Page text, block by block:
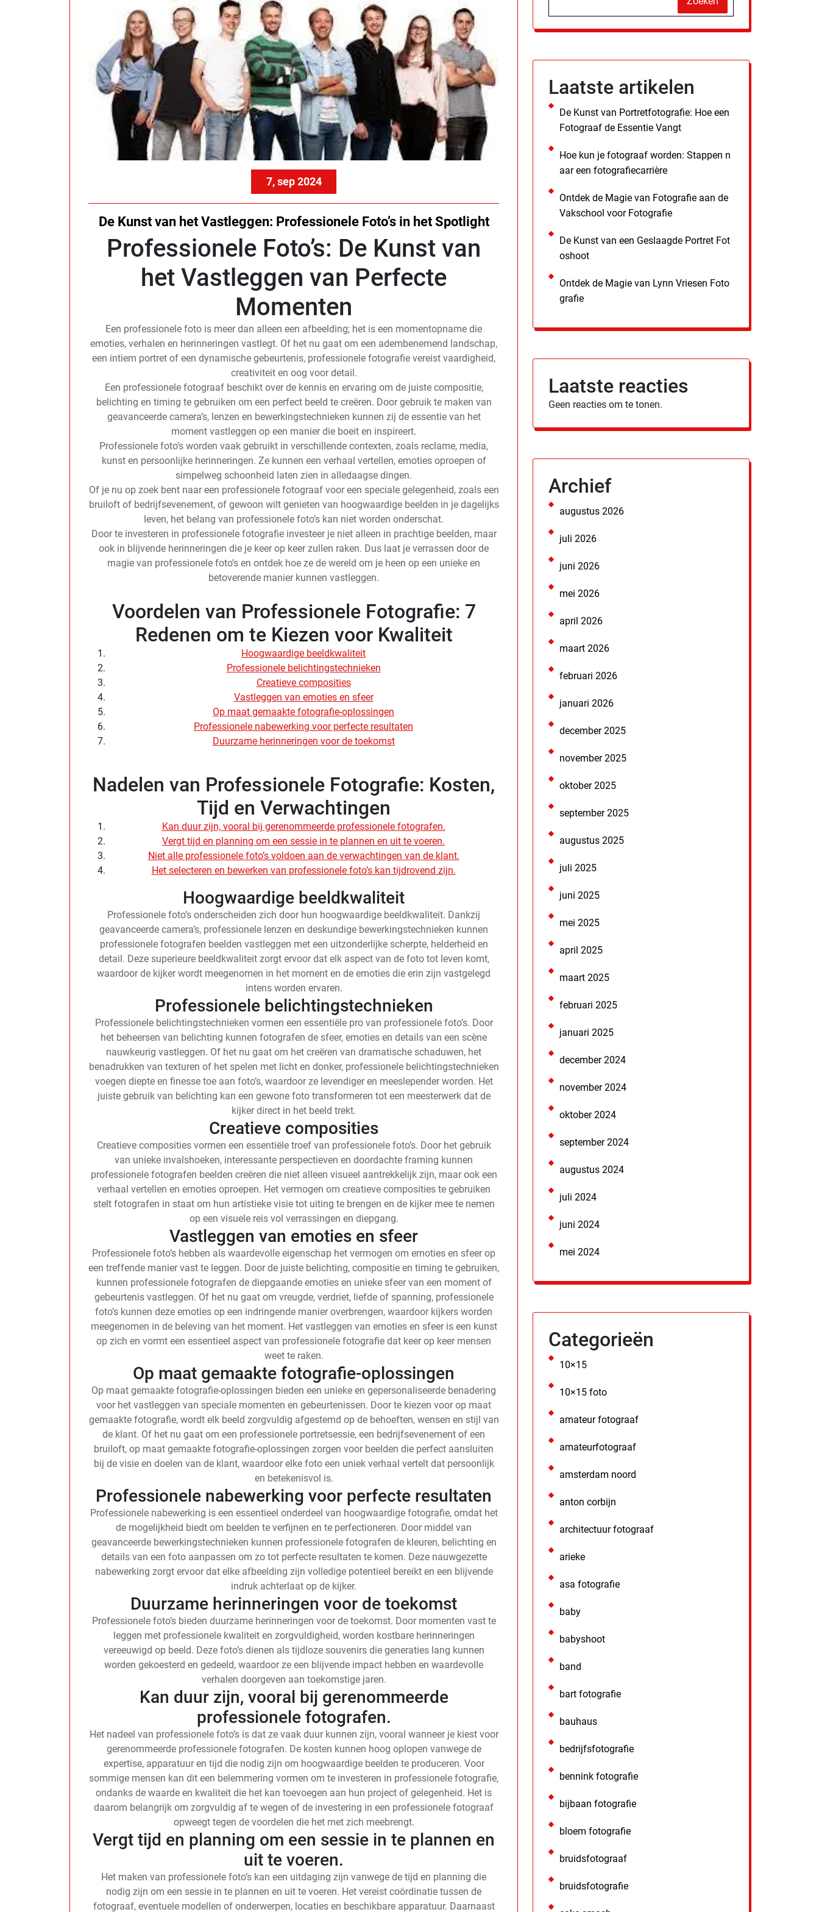
7, sep 2024
De Kunst van het Vastleggen: Professionele Foto’s in het Spotlight
Professionele Foto’s: De Kunst van
het Vastleggen van Perfecte
Momenten
Een professionele foto is meer dan alleen een afbeelding; het is een momentopname die
emoties, verhalen en herinneringen vastlegt. Of het nu gaat om een adembenemend landschap,
een intiem portret of een dynamische gebeurtenis, professionele fotografie vereist vaardigheid,
creativiteit en oog voor detail.
Een professionele fotograaf beschikt over de kennis en ervaring om de juiste compositie,
belichting en timing te gebruiken om een perfect beeld te creëren. Door gebruik te maken van
geavanceerde camera’s, lenzen en bewerkingstechnieken kunnen zij de essentie van het
moment vastleggen op een manier die boeit en inspireert.
Professionele foto’s worden vaak gebruikt in verschillende contexten, zoals reclame, media,
kunst en persoonlijke herinneringen. Ze kunnen een verhaal vertellen, emoties oproepen of
simpelweg schoonheid laten zien in alledaagse dingen.
Of je nu op zoek bent naar een professionele fotograaf voor een speciale gelegenheid, zoals een
bruiloft of bedrijfsevenement, of gewoon wilt genieten van hoogwaardige beelden in je dagelijks
leven, het belang van professionele foto’s kan niet worden onderschat.
Door te investeren in professionele fotografie investeer je niet alleen in prachtige beelden, maar
ook in blijvende herinneringen die je keer op keer zullen raken. Dus laat je verrassen door de
magie van professionele foto’s en ontdek hoe ze de wereld om je heen op een unieke en
betoverende manier kunnen vastleggen.
Voordelen van Professionele Fotografie: 7
Redenen om te Kiezen voor Kwaliteit
Hoogwaardige beeldkwaliteit
Professionele belichtingstechnieken
Creatieve composities
Vastleggen van emoties en sfeer
Op maat gemaakte fotografie-oplossingen
Professionele nabewerking voor perfecte resultaten
Duurzame herinneringen voor de toekomst
Nadelen van Professionele Fotografie: Kosten,
Tijd en Verwachtingen
Kan duur zijn, vooral bij gerenommeerde professionele fotografen.
Vergt tijd en planning om een sessie in te plannen en uit te voeren.
Niet alle professionele foto’s voldoen aan de verwachtingen van de klant.
Het selecteren en bewerken van professionele foto’s kan tijdrovend zijn.
Hoogwaardige beeldkwaliteit
Professionele foto’s onderscheiden zich door hun hoogwaardige beeldkwaliteit. Dankzij
geavanceerde camera’s, professionele lenzen en deskundige bewerkingstechnieken kunnen
professionele fotografen beelden vastleggen met een uitzonderlijke scherpte, helderheid en
detail. Deze superieure beeldkwaliteit zorgt ervoor dat elk aspect van de foto tot leven komt,
waardoor de kijker wordt meegenomen in het moment en de emoties die erin zijn vastgelegd
intens worden ervaren.
Professionele belichtingstechnieken
Professionele belichtingstechnieken vormen een essentiële pro van professionele foto’s. Door
het beheersen van belichting kunnen fotografen de sfeer, emoties en details van een scène
nauwkeurig vastleggen. Of het nu gaat om het creëren van dramatische schaduwen, het
benadrukken van texturen of het spelen met licht en donker, professionele belichtingstechnieken
voegen diepte en finesse toe aan foto’s, waardoor ze levendiger en meeslepender worden. Het
juiste gebruik van belichting kan een gewone foto transformeren tot een meesterwerk dat de
kijker direct in het beeld trekt.
Creatieve composities
Creatieve composities vormen een essentiële troef van professionele foto’s. Door het gebruik
van unieke invalshoeken, interessante perspectieven en doordachte framing kunnen
professionele fotografen beelden creëren die niet alleen visueel aantrekkelijk zijn, maar ook een
verhaal vertellen en emoties oproepen. Het vermogen om creatieve composities te gebruiken
stelt fotografen in staat om hun artistieke visie tot uiting te brengen en de kijker mee te nemen
op een visuele reis vol verrassingen en diepgang.
Vastleggen van emoties en sfeer
Professionele foto’s hebben als waardevolle eigenschap het vermogen om emoties en sfeer op
een treffende manier vast te leggen. Door de juiste belichting, compositie en timing te gebruiken,
kunnen professionele fotografen de diepgaande emoties en unieke sfeer van een moment of
gebeurtenis vastleggen. Of het nu gaat om vreugde, verdriet, liefde of spanning, professionele
foto’s kunnen deze emoties op een indringende manier overbrengen, waardoor kijkers worden
meegenomen in de beleving van het moment. Het vastleggen van emoties en sfeer is een kunst
op zich en vormt een essentieel aspect van professionele fotografie dat keer op keer mensen
weet te raken.
Op maat gemaakte fotografie-oplossingen
Op maat gemaakte fotografie-oplossingen bieden een unieke en gepersonaliseerde benadering
voor het vastleggen van speciale momenten en gebeurtenissen. Door te kiezen voor op maat
gemaakte fotografie, wordt elk beeld zorgvuldig afgestemd op de behoeften, wensen en stijl van
de klant. Of het nu gaat om een professionele portretsessie, een bedrijfsevenement of een
bruiloft, op maat gemaakte fotografie-oplossingen zorgen voor beelden die perfect aansluiten
bij de visie en doelen van de klant, waardoor elke foto een uniek verhaal vertelt dat persoonlijk
en betekenisvol is.
Professionele nabewerking voor perfecte resultaten
Professionele nabewerking is een essentieel onderdeel van hoogwaardige fotografie, omdat het
de mogelijkheid biedt om beelden te verfijnen en te perfectioneren. Door middel van
geavanceerde bewerkingstechnieken kunnen professionele fotografen de kleuren, belichting en
details van een foto aanpassen om zo tot perfecte resultaten te komen. Deze nauwgezette
nabewerking zorgt ervoor dat elke afbeelding zijn volledige potentieel bereikt en een blijvende
indruk achterlaat op de kijker.
Duurzame herinneringen voor de toekomst
Professionele foto’s bieden duurzame herinneringen voor de toekomst. Door momenten vast te
leggen met professionele kwaliteit en zorgvuldigheid, worden kostbare herinneringen
vereeuwigd op beeld. Deze foto’s dienen als tijdloze souvenirs die generaties lang kunnen
worden gekoesterd en gedeeld, waardoor ze een blijvende impact hebben en waardevolle
verhalen doorgeven aan toekomstige jaren.
Kan duur zijn, vooral bij gerenommeerde
professionele fotografen.
Het nadeel van professionele foto’s is dat ze vaak duur kunnen zijn, vooral wanneer je kiest voor
gerenommeerde professionele fotografen. De kosten kunnen hoog oplopen vanwege de
expertise, apparatuur en tijd die nodig zijn om hoogwaardige beelden te produceren. Voor
sommige mensen kan dit een belemmering vormen om te investeren in professionele fotografie,
ondanks de waarde en kwaliteit die het kan toevoegen aan hun project of gelegenheid. Het is
daarom belangrijk om zorgvuldig af te wegen of de investering in een professionele fotograaf
opweegt tegen de voordelen die het met zich meebrengt.
Vergt tijd en planning om een sessie in te plannen en
uit te voeren.
Het maken van professionele foto’s kan een uitdaging zijn vanwege de tijd en planning die
nodig zijn om een sessie in te plannen en uit te voeren. Het vereist coördinatie tussen de
fotograaf, eventuele modellen of onderwerpen, locaties en beschikbare apparatuur. Daarnaast
Laatste artikelen
De Kunst van Portretfotografie: Hoe een
Fotograaf de Essentie Vangt
Hoe kun je fotograaf worden: Stappen n
aar een fotografiecarrière
Ontdek de Magie van Fotografie aan de
Vakschool voor Fotografie
De Kunst van een Geslaagde Portret Fot
oshoot
Ontdek de Magie van Lynn Vriesen Foto
grafie
Laatste reacties
Geen reacties om te tonen.
Archief
augustus 2026
juli 2026
juni 2026
mei 2026
april 2026
maart 2026
februari 2026
januari 2026
december 2025
november 2025
oktober 2025
september 2025
augustus 2025
juli 2025
juni 2025
mei 2025
april 2025
maart 2025
februari 2025
januari 2025
december 2024
november 2024
oktober 2024
september 2024
augustus 2024
juli 2024
juni 2024
mei 2024
Categorieën
10×15
10×15 foto
amateur fotograaf
amateurfotograaf
amsterdam noord
anton corbijn
architectuur fotograaf
arieke
asa fotografie
baby
babyshoot
band
bart fotografie
bauhaus
bedrijfsfotografie
bennink fotografie
bijbaan fotografie
bloem fotografie
bruidsfotograaf
bruidsfotografie